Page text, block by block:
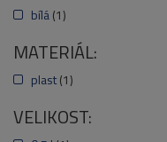
bílá (1)
MATERIÁL:
plast (1)
VELIKOST: